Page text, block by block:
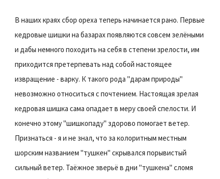
В наших краях сбор ореха теперь начинается рано. Первые
кедровые шишки на базарах появляются совсем зелёными
и дабы немного походить на себя в степени зрелости, им
приходится претерпевать над собой настоящее
извращение - варку. К такого рода "дарам природы"
невозможно относиться с почтением. Настоящая зрелая
кедровая шишка сама опадает в меру своей спелости. И
конечно этому "шишкопаду" здорово помогает ветер.
Признаться - я и не знал, что за колоритным местным
шорским названием "тушкен" скрывался порывистый
сильный ветер. Таёжное зверьё в дни "тушкена" сломя